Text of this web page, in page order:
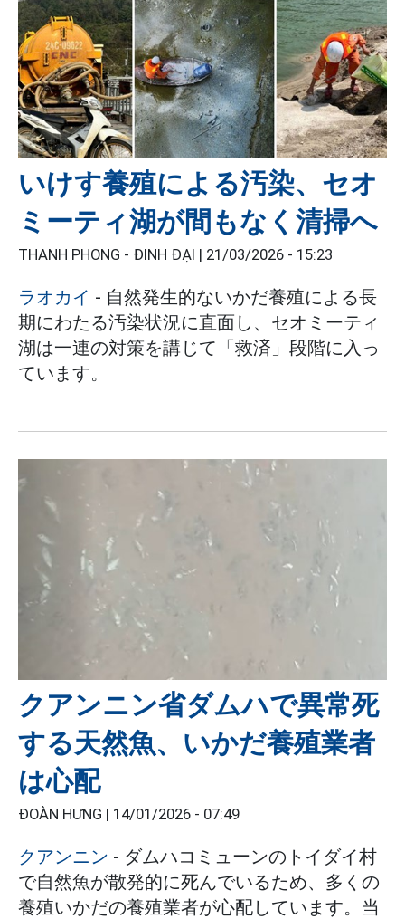
いけす養殖による汚染、セオ
ミーティ湖が間もなく清掃へ
THANH PHONG - ĐINH ĐẠI | 21/03/2026 - 15:23
ラオカイ - 自然発生的ないかだ養殖による長
期にわたる汚染状況に直面し、セオミーティ
湖は一連の対策を講じて「救済」段階に入っ
ています。
クアンニン省ダムハで異常死
する天然魚、いかだ養殖業者
は心配
ĐOÀN HƯNG | 14/01/2026 - 07:49
クアンニン - ダムハコミューンのトイダイ村
で自然魚が散発的に死んでいるため、多くの
養殖いかだの養殖業者が心配しています。当